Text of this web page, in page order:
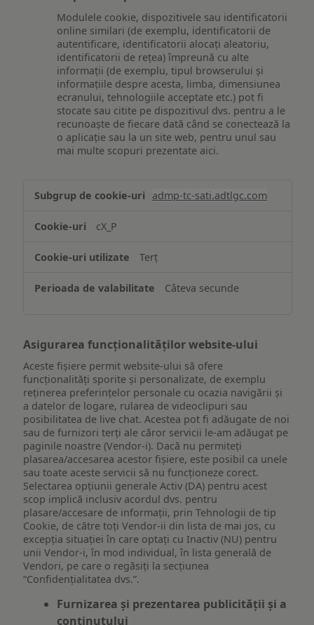
Modulele cookie, dispozitivele sau identificatorii
online similari (de exemplu, identificatorii de
autentificare, identificatorii alocați aleatoriu,
identificatorii de rețea) împreună cu alte
informații (de exemplu, tipul browserului și
informațiile despre acesta, limba, dimensiunea
ecranului, tehnologiile acceptate etc.) pot fi
stocate sau citite pe dispozitivul dvs. pentru a le
recunoaște de fiecare dată când se conectează la
o aplicație sau la un site web, pentru unul sau
mai multe scopuri prezentate aici.
și/sau
informațiilor
pe
dispozitiv
admp-tc-sati.adtlgc.com
cX_P
Terț
Câteva secunde
Asigurarea funcționalităților website-ului
Aceste fișiere permit website-ului să ofere
funcționalități sporite și personalizate, de exemplu
reţinerea preferinţelor personale cu ocazia navigării și
a datelor de logare, rularea de videoclipuri sau
posibilitatea de live chat. Acestea pot fi adăugate de noi
sau de furnizori terți ale căror servicii le-am adăugat pe
paginile noastre (Vendor-i). Dacă nu permiteți
plasarea/accesarea acestor fișiere, este posibil ca unele
sau toate aceste servicii să nu funcționeze corect.
Selectarea opțiunii generale Activ (DA) pentru acest
scop implică inclusiv acordul dvs. pentru
plasare/accesare de informații, prin Tehnologii de tip
Cookie, de către toți Vendor-ii din lista de mai jos, cu
excepția situației în care optați cu Inactiv (NU) pentru
unii Vendor-i, în mod individual, în lista generală de
Vendori, pe care o regăsiți la secțiunea
“Confidențialitatea dvs.”.
Furnizarea și prezentarea publicității și a
conținutului